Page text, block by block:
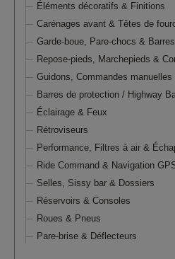
Éléments décoratifs & Finitions
Carénages avant & Têtes de
Garde-boue, Pare-chocs &
Repose-pieds, Marchepieds &
Guidons, Commandes manuelles
Barres de protection / Highway
Éclairage & Feux
Rétroviseurs
Performance, Filtres à air &
Ride Command & Navigation
Selles, Sissy bar & Dossiers
Réservoirs & Consoles
Roues & Pneus
Pare-brise & Déflecteurs